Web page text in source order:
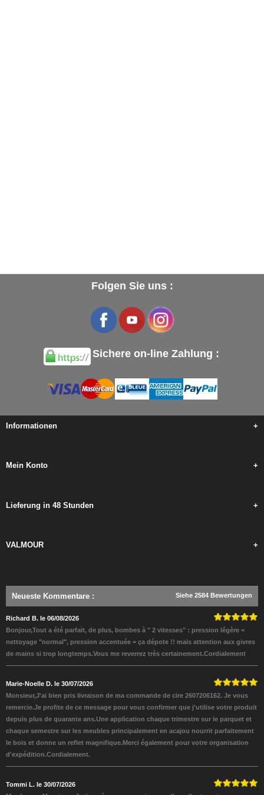
Folgen Sie uns :
Sichere on-line Zahlung :
Informationen +
Mein Konto +
Lieferung in 48 Stunden +
VALMOUR +
Neueste Kommentare : Siehe 2584 Bewertungen
Richard B. le 06/08/2026
Bonjour,Tout a été parfait, de plus, bombes à " 2 vitesses" : pression légère =
nettoyage "normal", pression accentuée = ça dépote !! mais attention aux givres
de mains si trop longtemps.Vous me reverrez très certainement.Cordialement
Marie-Noelle D. le 30/07/2026
Monsieur,J'ai bien pris livraison de ma commande de cire 2607206162. Je vous
remercie.Je profite de ce message pour vous confirmer que j'utilise votre produit
depuis plus de quarante ans.Une application chaque trimestre sur le parquet et
chaque semestre sur les meubles principalement en acajou nourrit parfaitement
le bois et donne un reflet magnifique.Merci également pour votre organisation
d'expédition.Cordialement.
Tommi L. le 30/07/2026